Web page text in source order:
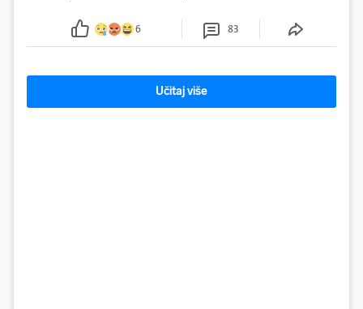
policija nastavlja kriminalističko istraživanje
6 83
Učitaj više